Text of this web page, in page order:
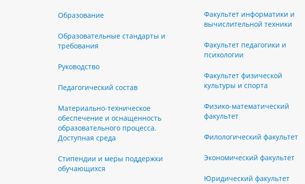
Образование
Образовательные стандарты и
требования
Руководство
Педагогический состав
Материально-техническое
обеспечение и оснащенность
образовательного процесса.
Доступная среда
Стипендии и меры поддержки
обучающихся
Факультет информатики и
вычислительной техники
Факультет педагогики и
психологии
Факультет физической
культуры и спорта
Физико-математический
факультет
Филологический факультет
Экономический факультет
Юридический факультет